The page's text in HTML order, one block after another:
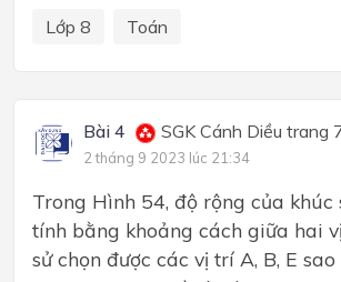
Lớp 8 Toán
Bài 4 SGK Cánh Diều trang
2 tháng 9 2023 lúc 21:34
Trong Hình 54, độ rộng của khúc
tính bằng khoảng cách giữa hai
sử chọn được các vị trí A, B, E sao